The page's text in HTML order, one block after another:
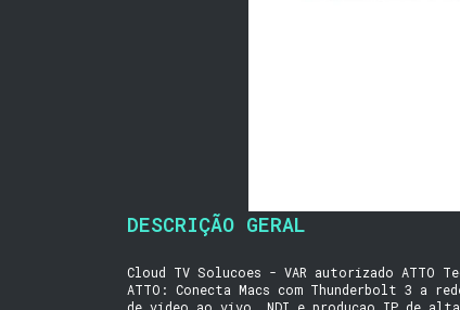
DESCRIÇÃO GERAL
Cloud TV Solucoes - VAR autorizado
ATTO: Conecta Macs com Thunderbolt 3 a